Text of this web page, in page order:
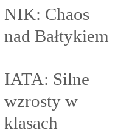
NIK: Chaos
nad Bałtykiem
IATA: Silne
wzrosty w
klasach